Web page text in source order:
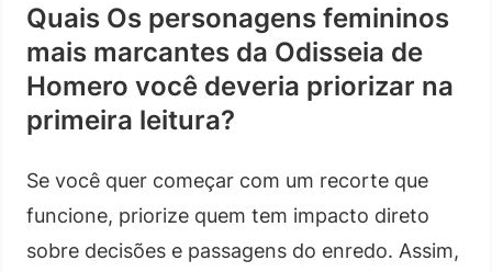
Quais Os personagens femininos
mais marcantes da Odisseia de
Homero você deveria priorizar na
primeira leitura?
Se você quer começar com um recorte que
funcione, priorize quem tem impacto direto
sobre decisões e passagens do enredo. Assim,